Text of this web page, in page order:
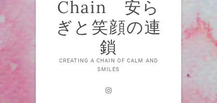
Chain 安ら
ぎと笑顔の連
鎖
CREATING A CHAIN OF CALM AND
SMILES
Instagram